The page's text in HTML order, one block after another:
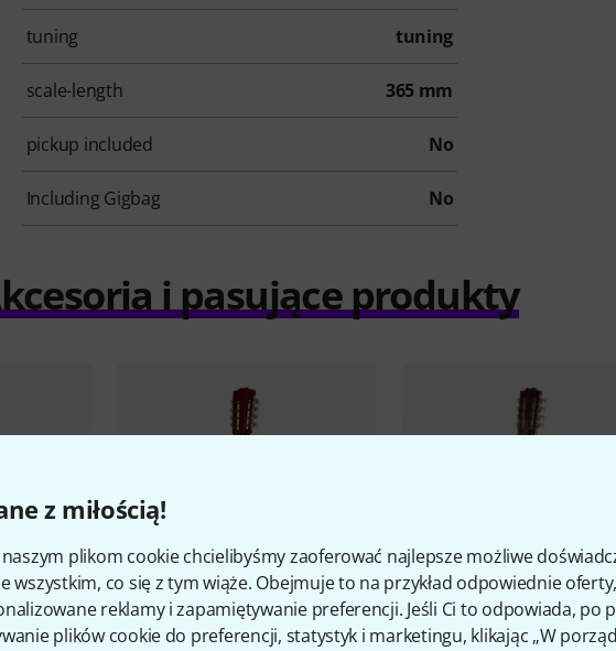
z miłością!
naszym plikom cookie chcielibyśmy zaoferować najlepsze możliwe
wszystkim, co się z tym wiąże. Obejmuje to na przykład odpowiednie oferty,
reklamy i zapamiętywanie preferencji. Jeśli Ci to odpowiada, po
plików cookie do preferencji, statystyk i marketingu, klikając „W
tuning tuning
scale-length 365 mm
pickup included No
Including Gigbag No
i pasujące produkty
24
39